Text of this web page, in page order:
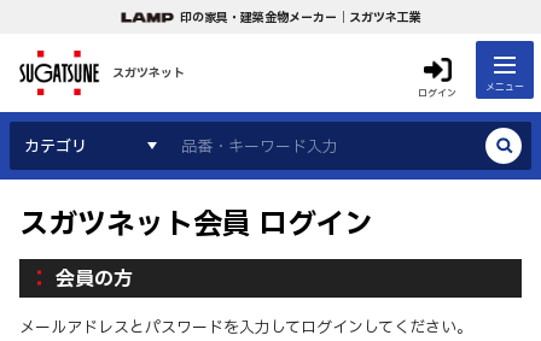
印の家具・建築金物メーカー｜スガツネ工業
スガツネット
ログイン メニュー
カテゴリ
スガツネット会員 ログイン
会員の方
メールアドレスとパスワードを入力してログインしてください。